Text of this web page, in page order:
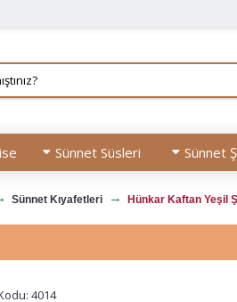
Sünnet Süsleri Sünnet
Sünnet Kıyafetleri Hünkar Kaftan Yeşil
4014